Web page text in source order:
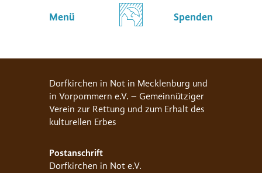
Menü Spenden
Dorfkirchen in Not in Mecklenburg und
in Vorpommern e.V. – Gemeinnütziger
Verein zur Rettung und zum Erhalt des
kulturellen Erbes
Postanschrift
Dorfkirchen in Not e.V.